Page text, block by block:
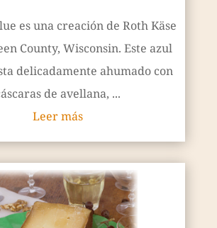
es una creación de Roth Käse
County, Wisconsin. Este azul
delicadamente ahumado con
de avellana, ...
Leer más